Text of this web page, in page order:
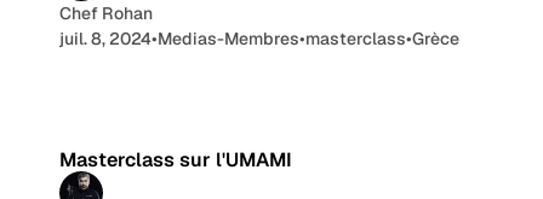
Chef Rohan
juil. 8, 2024•Medias-Membres•masterclass•Grèce
Masterclass sur l'UMAMI